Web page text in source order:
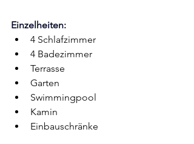
Einzelheiten:
4 Schlafzimmer
4 Badezimmer
Terrasse
Garten
Swimmingpool
Kamin
Einbauschränke